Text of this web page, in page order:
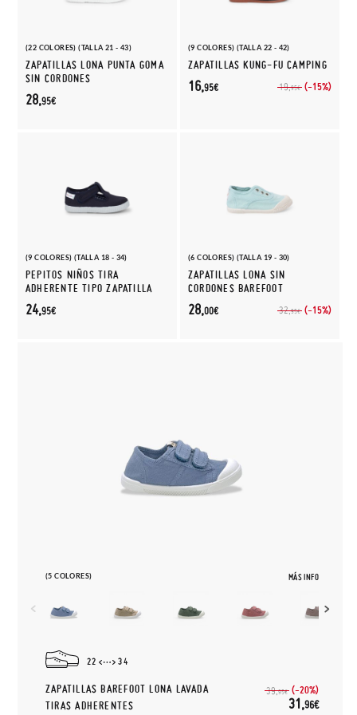
(22 COLORES) (TALLA 21 - 43)
ZAPATILLAS LONA PUNTA GOMA
SIN CORDONES
28,95€
(9 COLORES) (TALLA 22 - 42)
ZAPATILLAS KUNG-FU CAMPING
19,95€ (-15%)
16,95€
(9 COLORES) (TALLA 18 - 34)
PEPITOS NIÑOS TIRA
ADHERENTE TIPO ZAPATILLA
24,95€
(6 COLORES) (TALLA 19 - 30)
ZAPATILLAS LONA SIN
CORDONES BAREFOOT
32,95€ (-15%)
28,00€
(5 COLORES) MÁS INFO
22 34
ZAPATILLAS BAREFOOT LONA LAVADA
TIRAS ADHERENTES
39,95€ (-20%)
31,96€